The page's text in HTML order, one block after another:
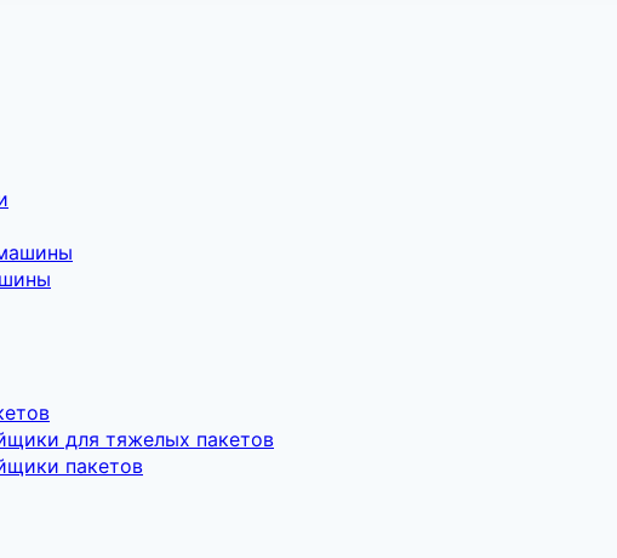
для тяжелых пакетов
пакетов